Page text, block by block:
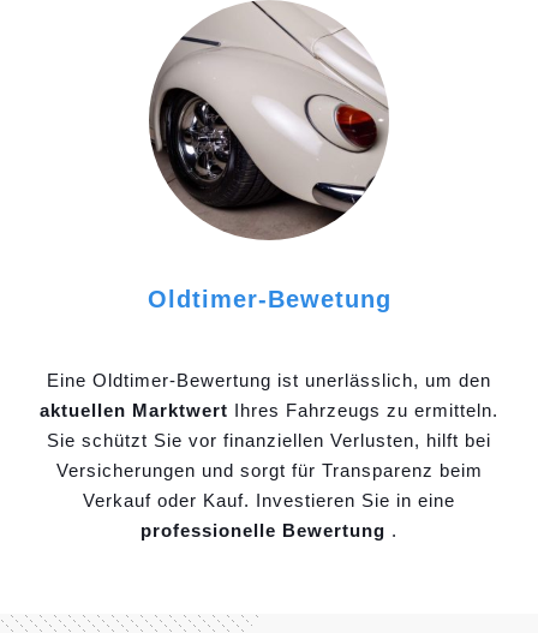
Oldtimer-Bewetung
Eine Oldtimer-Bewertung ist unerlässlich, um den
aktuellen Marktwert Ihres Fahrzeugs zu ermitteln.
Sie schützt Sie vor finanziellen Verlusten, hilft bei
Versicherungen und sorgt für Transparenz beim
Verkauf oder Kauf. Investieren Sie in eine
professionelle Bewertung .